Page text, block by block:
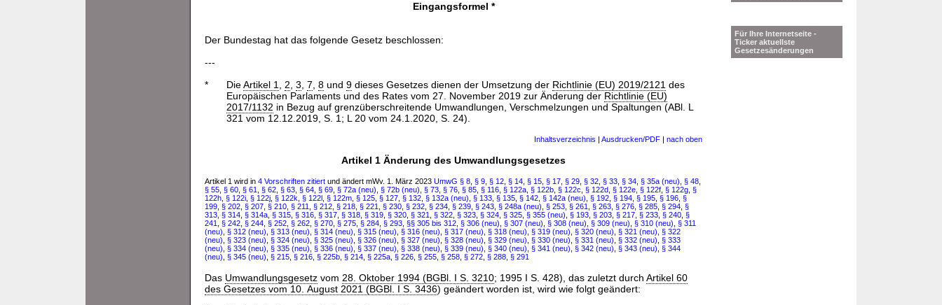
Eingangsformel *
Der Bundestag hat das folgende Gesetz beschlossen:
---
*
DieArtikel 1 2 3 7 8und 9dieses Gesetzes dienen der Umsetzung der Richtlinie (EU) 2019/2121 des
Europäischen Parlaments und des Rates vom 27. November 2019 zur Änderung der Richtlinie (EU)
2017/1132 in Bezug auf grenzüberschreitende Umwandlungen, Verschmelzungen und Spaltungen (ABl. L
321 vom 12.12.2019, S. 1; L 20 vom 24.1.2020, S. 24).
Inhaltsverzeichnis | Ausdrucken/PDF | nach oben
Artikel 1 Änderung des Umwandlungsgesetzes
Artikel 1 wird in 4 Vorschriften zitiert und ändert mWv. 1. März 2023 UmwG § 8 § 9 § 12 § 14 § 15 § 17 § 29 § 32 § 33 § 34 § 35a (neu) § 48
§ 55 § 60 § 61 § 62 § 63 § 64 § 69 § 72a (neu) § 72b (neu) § 73 § 76 § 85 § 116 § 122a § 122b § 122c § 122d § 122e § 122f § 122g §
122h § 122i § 122j § 122k § 122l § 122m § 125 § 127 § 132 § 132a (neu) § 133 § 135 § 142 § 142a (neu) § 192 § 194 § 195 § 196 §
199 § 202 § 207 § 210 § 211 § 212 § 218 § 221 § 230 § 232 § 234 § 239 § 243 § 248a (neu) § 253 § 261 § 263 § 276 § 285 § 294 §
313 § 314 § 314a § 315 § 316 § 317 § 318 § 319 § 320 § 321 § 322 § 323 § 324 § 325 § 355 (neu) § 193 § 203 § 217 § 233 § 240 §
241
§ 242 § 244 § 252 § 262 § 270 § 275 § 284 § 293 §§ 305 bis 312 § 306 (neu) § 307 (neu) § 308 (neu) § 309 (neu) § 310 (neu) § 311
(neu) § 312 (neu) § 313 (neu) § 314 (neu) § 315 (neu) § 316 (neu) § 317 (neu) § 318 (neu) § 319 (neu) § 320 (neu) § 321 (neu) § 322
(neu) § 323 (neu) § 324 (neu) § 325 (neu) § 326 (neu) § 327 (neu) § 328 (neu) § 329 (neu) § 330 (neu) § 331 (neu) § 332 (neu) § 333
(neu) § 334 (neu) § 335 (neu) § 336 (neu) § 337 (neu) § 338 (neu) § 339 (neu) § 340 (neu) § 341 (neu) § 342 (neu) § 343 (neu) § 344
(neu) § 345 (neu) § 215 § 216 § 225b § 214 § 225a § 226 § 255 § 258 § 272 § 288 § 291
Das Umwandlungsgesetz vom 28. Oktober 1994 (BGBl. I S. 3210; 1995 I S. 428), das zuletzt durch Artikel 60
des Gesetzes vom 10. August 2021 (BGBl. I S. 3436) geändert worden ist, wird wie folgt geändert:
Für Ihre Internetseite -
Ticker aktuellste
Gesetzesänderungen